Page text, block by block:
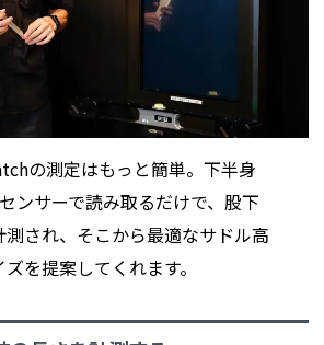
の測定はもっと簡単。下半身
ンサーで読み取るだけで、股下
され、そこから最適なサドル高
を提案してくれます。